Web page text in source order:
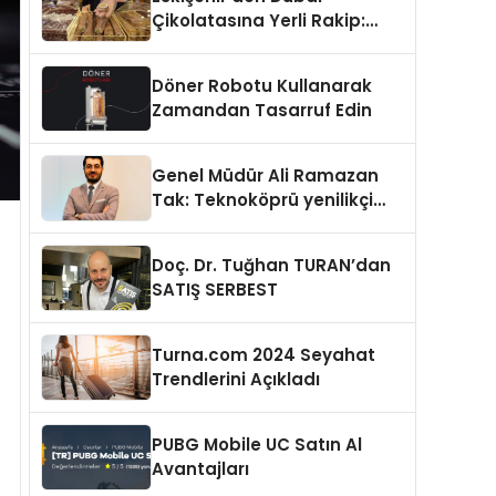
Çikolatasına Yerli Rakip:
Döner Robotu Kullanarak
Zamandan Tasarruf Edin
Genel Müdür Ali Ramazan
Tak: Teknoköprü yenilikçi
Doç. Dr. Tuğhan TURAN’dan
SATIŞ SERBEST
Turna.com 2024 Seyahat
Trendlerini Açıkladı
PUBG Mobile UC Satın Al
Avantajları